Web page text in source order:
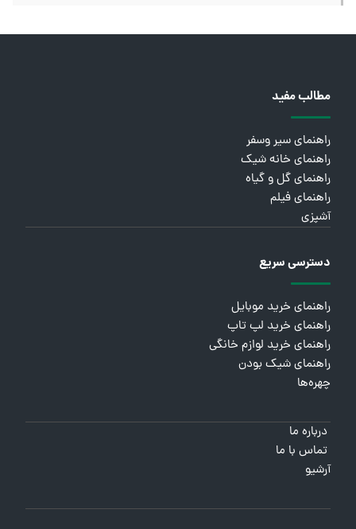
مطالب مفید
راهنمای سیر وسفر
راهنمای خانه شیک
راهنمای گل و گیاه
راهنمای فیلم
آشپزی
دسترسی سریع
راهنمای خرید موبایل
راهنمای خرید لپ تاپ
راهنمای خرید لوازم خانگی
راهنمای شیک بودن
چهره‌ها
درباره ما
تماس با ما
آرشیو